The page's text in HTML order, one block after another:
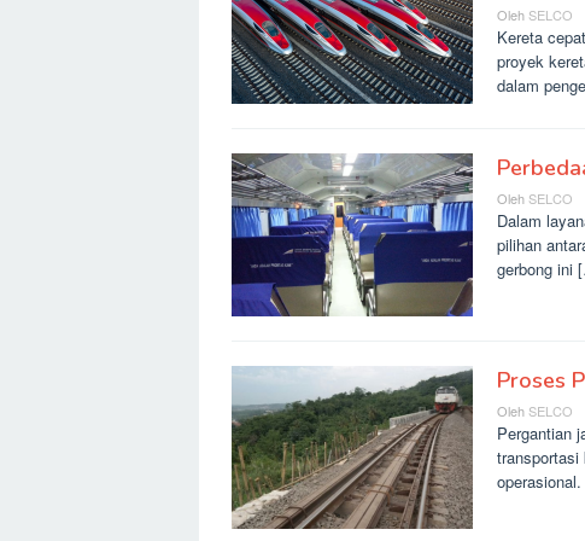
Oleh SELCO
Kereta
proyek
dalam
Oleh SELCO
Dalam
pilihan
gerbong ini
Proses
Oleh SELCO
Pergantian
transportasi